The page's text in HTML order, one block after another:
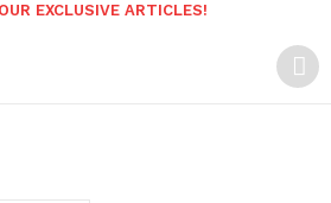
EXCLUSIVE ARTICLES!